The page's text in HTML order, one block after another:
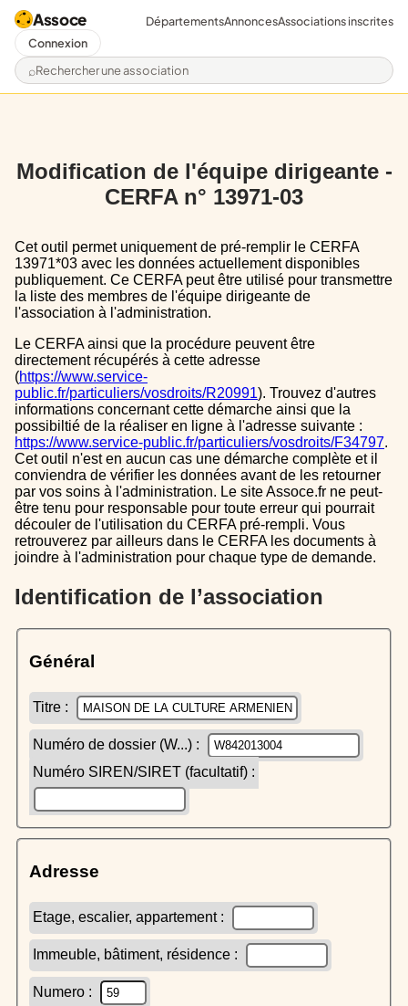
Assoce
Rechercher une association
DépartementsAnnoncesAssociations inscrites
Connexion
Modification de l'équipe dirigeante -
CERFA n° 13971-03
Cet outil permet uniquement de pré-remplir le CERFA
13971*03 avec les données actuellement disponibles
publiquement. Ce CERFA peut être utilisé pour transmettre
la liste des membres de l'équipe dirigeante de
l'association à l'administration.
Le CERFA ainsi que la procédure peuvent être
directement récupérés à cette adresse
(https://www.service-
public.fr/particuliers/vosdroits/R20991). Trouvez d'autres
informations concernant cette démarche ainsi que la
possibiltié de la réaliser en ligne à l'adresse suivante :
https://www.service-public.fr/particuliers/vosdroits/F34797.
Cet outil n'est en aucun cas une démarche complète et il
conviendra de vérifier les données avant de les retourner
par vos soins à l'administration. Le site Assoce.fr ne peut-
être tenu pour responsable pour toute erreur qui pourrait
découler de l'utilisation du CERFA pré-rempli. Vous
retrouverez par ailleurs dans le CERFA les documents à
joindre à l'administration pour chaque type de demande.
Identification de l’association
Général
Titre :
Numéro de dossier (W...) :
Numéro SIREN/SIRET (facultatif) :
Adresse
Etage, escalier, appartement :
Immeuble, bâtiment, résidence :
Numero :